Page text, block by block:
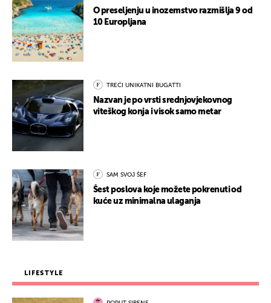
O preseljenju u inozemstvo razmišlja 9 od
10 Europljana
TREĆI UNIKATNI BUGATTI
Nazvan je po vrsti srednjovjekovnog
viteškog konja i visok samo metar
SAM SVOJ ŠEF
Šest poslova koje možete pokrenuti od
kuće uz minimalna ulaganja
LIFESTYLE